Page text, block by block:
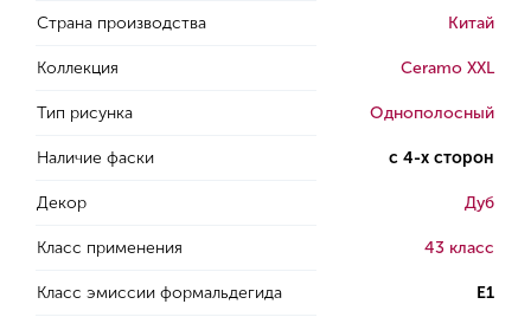
Страна производства Китай
Коллекция Ceramo XXL
Тип рисунка Однополосный
Наличие фаски с 4-х сторон
Декор Дуб
Класс применения 43 класс
Класс эмиссии формальдегида E1